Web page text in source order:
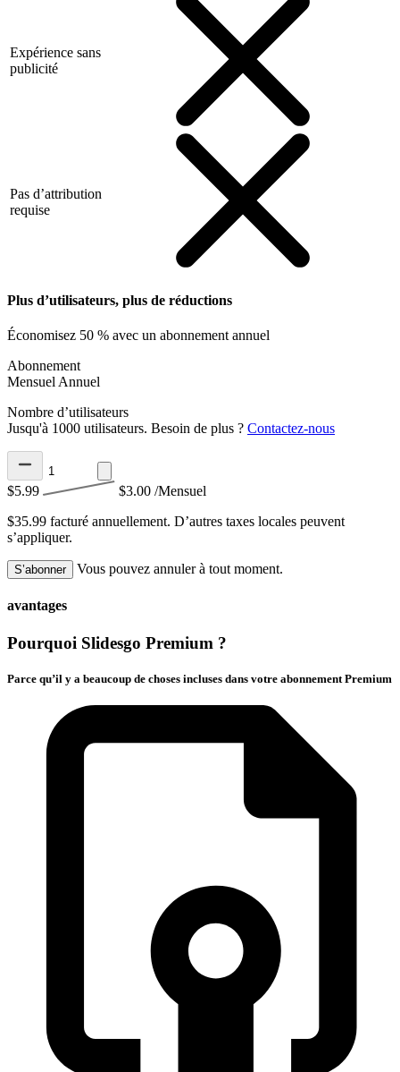
Expérience sans
publicité
Pas d’attribution
requise
Plus d’utilisateurs, plus de réductions
Économisez 50 % avec un abonnement annuel
Abonnement
Mensuel Annuel
Nombre d’utilisateurs
Jusqu'à 1000 utilisateurs. Besoin de plus ? Contactez-nous
$5.99 $3.00 /Mensuel
$35.99 facturé annuellement. D’autres taxes locales peuvent
s’appliquer.
S’abonner Vous pouvez annuler à tout moment.
avantages
Pourquoi Slidesgo Premium ?
Parce qu’il y a beaucoup de choses incluses dans votre abonnement Premium